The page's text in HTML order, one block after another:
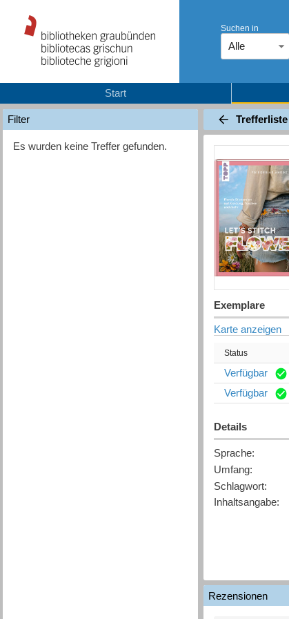
Suchen in
Alle
Start
Filter
Es wurden keine Treffer gefunden.
Trefferliste
Exemplare
Karte anzeigen
Status
Verfügbar
Verfügbar
Details
Sprache:
Umfang:
Schlagwort:
Inhaltsangabe:
Rezensionen